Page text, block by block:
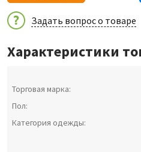
Задать вопрос о товаре
Характеристики
Торговая марка:
Пол:
Категория одежды: